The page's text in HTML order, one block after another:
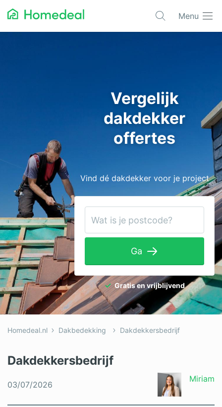
Menu
Isolatie
Kozijnen
Laadpalen
Schilderwerk
Tuinaanleg
Ventilatie
Warmtepomp
Wellness
Zonnepanelen
Overige projecten
Vergelijk
dakdekker
offertes
Vind dé dakdekker voor je project
Ga
Gratis en vrijblijvend
Homedeal.nl Dakbedekking Dakdekkersbedrijf
Dakdekkersbedrijf
03/07/2026
Miriam